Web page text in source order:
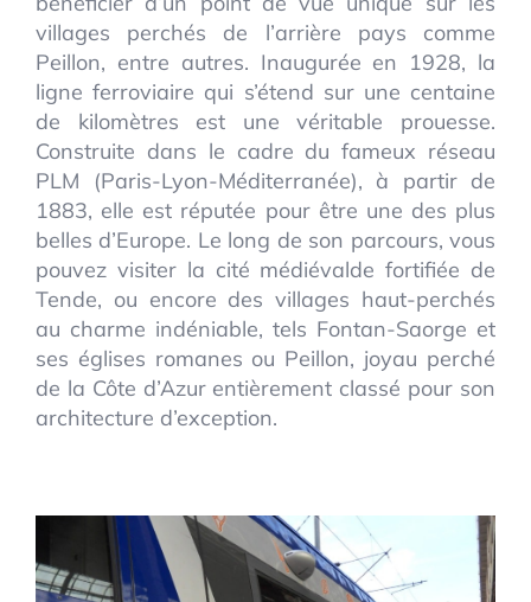
villages perchés de l’arrière pays comme
Peillon, entre autres. Inaugurée en 1928, la
ligne ferroviaire qui s’étend sur une centaine
de kilomètres est une véritable prouesse.
Construite dans le cadre du fameux réseau
PLM (Paris-Lyon-Méditerranée), à partir de
1883, elle est réputée pour être une des plus
belles d’Europe. Le long de son parcours, vous
pouvez visiter la cité médiévalde fortifiée de
Tende, ou encore des villages haut-perchés
au charme indéniable, tels Fontan-Saorge et
ses églises romanes ou Peillon, joyau perché
de la Côte d’Azur entièrement classé pour son
architecture d’exception.